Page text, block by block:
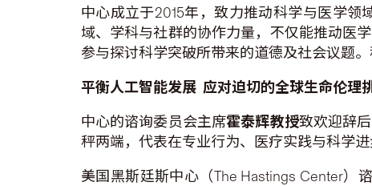
中心成立于2015年，致力推动科学与医学领
域、学科与社群的协作力量，不仅能推动医
参与探讨科学突破所带来的道德及社会议题
平衡人工智能发展 应对迫切的全球生命伦理
中心的谘询委员会主席霍泰辉教授致欢迎辞
秤两端，代表在专业行为、医疗实践与科学
美国黑斯廷斯中心（The Hastings Center）